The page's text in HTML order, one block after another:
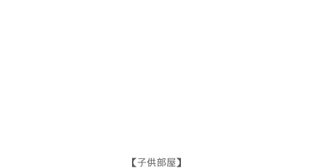
【子供部屋】